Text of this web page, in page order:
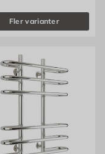
Fler varianter